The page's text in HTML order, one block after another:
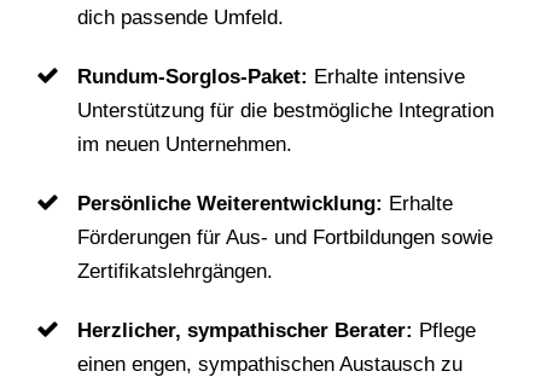
dich passende Umfeld.
Rundum-Sorglos-Paket: Erhalte intensive
Unterstützung für die bestmögliche Integration
im neuen Unternehmen.
Persönliche Weiterentwicklung: Erhalte
Förderungen für Aus- und Fortbildungen sowie
Zertifikatslehrgängen.
Herzlicher, sympathischer Berater: Pflege
einen engen, sympathischen Austausch zu